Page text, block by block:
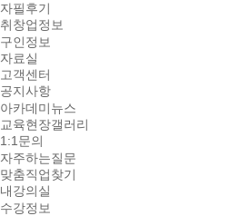
자필후기
취창업정보
구인정보
자료실
고객센터
공지사항
아카데미뉴스
교육현장갤러리
1:1문의
자주하는질문
맞춤직업찾기
내강의실
수강정보